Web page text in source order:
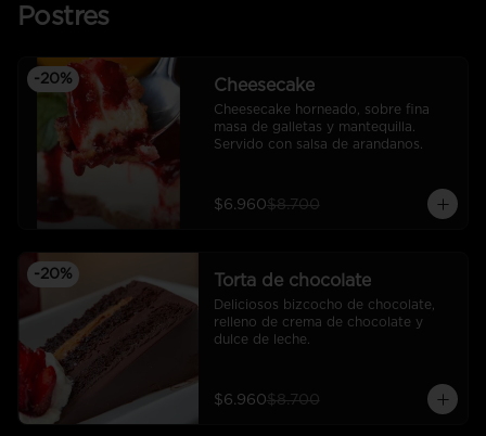
Postres
-20% Cheesecake
Cheesecake horneado, sobre fina
masa de galletas y mantequilla.
Servido con salsa de arandanos.
$6.960$8.700
-20% Torta de chocolate
Deliciosos bizcocho de chocolate,
relleno de crema de chocolate y
dulce de leche.
$6.960$8.700